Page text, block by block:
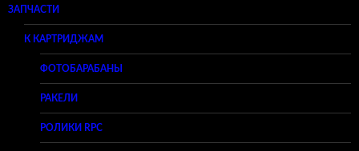
ЗАПЧАСТИ
К КАРТРИДЖАМ
ФОТОБАРАБАНЫ
РАКЕЛИ
РОЛИКИ RPC